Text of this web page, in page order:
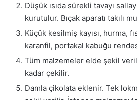
Düşük ısıda sürekli tavayı
kurutulur. Bıçak aparatı takılı
Küçük kesilmiş kayısı, hurma,
karanfil, portakal kabuğu
Tüm malzemeler elde şekil
kadar çekilir.
Damla çikolata eklenir. Tek